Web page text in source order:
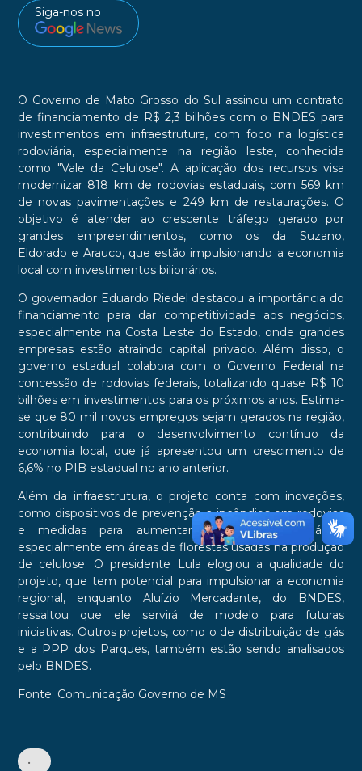
Siga-nos no
O Governo de Mato Grosso do Sul assinou um contrato
de financiamento de R$ 2,3 bilhões com o BNDES para
investimentos em infraestrutura, com foco na logística
rodoviária, especialmente na região leste, conhecida
como "Vale da Celulose". A aplicação dos recursos visa
modernizar 818 km de rodovias estaduais, com 569 km
de novas pavimentações e 249 km de restaurações. O
objetivo é atender ao crescente tráfego gerado por
grandes empreendimentos, como os da Suzano,
Eldorado e Arauco, que estão impulsionando a economia
local com investimentos bilionários.
O governador Eduardo Riedel destacou a importância do
financiamento para dar competitividade aos negócios,
especialmente na Costa Leste do Estado, onde grandes
empresas estão atraindo capital privado. Além disso, o
governo estadual colabora com o Governo Federal na
concessão de rodovias federais, totalizando quase R$ 10
bilhões em investimentos para os próximos anos. Estima-
se que 80 mil novos empregos sejam gerados na região,
contribuindo para o desenvolvimento contínuo da
economia local, que já apresentou um crescimento de
6,6% no PIB estadual no ano anterior.
Além da infraestrutura, o projeto conta com inovações,
como dispositivos de prevenção a incêndios em rodovias
e medidas para aumentar a resiliência climática,
especialmente em áreas de florestas usadas na produção
de celulose. O presidente Lula elogiou a qualidade do
projeto, que tem potencial para impulsionar a economia
regional, enquanto Aluízio Mercadante, do BNDES,
ressaltou que ele servirá de modelo para futuras
iniciativas. Outros projetos, como o de distribuição de gás
e a PPP dos Parques, também estão sendo analisados
pelo BNDES.
Fonte: Comunicação Governo de MS
•